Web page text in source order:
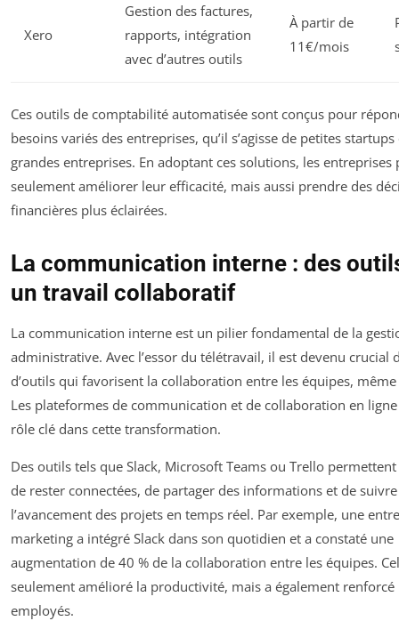
Xero
Gestion des factures,
rapports, intégration
avec d’autres outils
À partir de
11€/mois
Ces outils de comptabilité automatisée sont conçus pour
besoins variés des entreprises, qu’il s’agisse de petites
grandes entreprises. En adoptant ces solutions, les entreprises
seulement améliorer leur efficacité, mais aussi prendre des
financières plus éclairées.
La communication interne : des
un travail collaboratif
La communication interne est un pilier fondamental de la
administrative. Avec l’essor du télétravail, il est devenu crucial
d’outils qui favorisent la collaboration entre les équipes,
Les plateformes de communication et de collaboration en
rôle clé dans cette transformation.
Des outils tels que Slack, Microsoft Teams ou Trello
de rester connectées, de partager des informations et de suivre
l’avancement des projets en temps réel. Par exemple, une
marketing a intégré Slack dans son quotidien et a constaté une
augmentation de 40 % de la collaboration entre les équipes.
seulement amélioré la productivité, mais a également renforcé
employés.